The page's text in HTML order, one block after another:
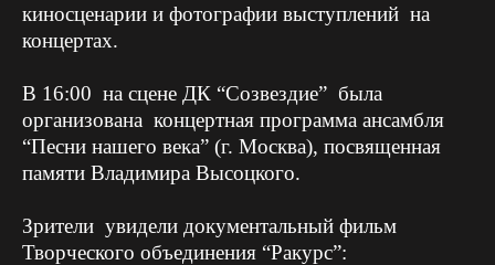
киносценарии и фотографии выступлений на
концертах.
В 16:00 на сцене ДК “Созвездие” была
организована концертная программа ансамбля
“Песни нашего века” (г. Москва), посвященная
памяти Владимира Высоцкого.
Зрители увидели документальный фильм
Творческого объединения “Ракурс”: